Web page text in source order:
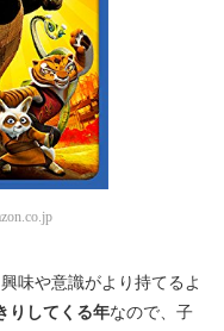
味や意識がより持てるよ
りしてくる年なので、子